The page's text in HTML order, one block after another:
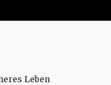
Leben